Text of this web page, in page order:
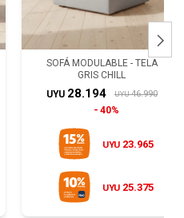
SOFÁ MODULABLE - TELA
GRIS CHILL
UYU 28.194 UYU 46.990
40%
UYU 23.965
UYU 25.375
